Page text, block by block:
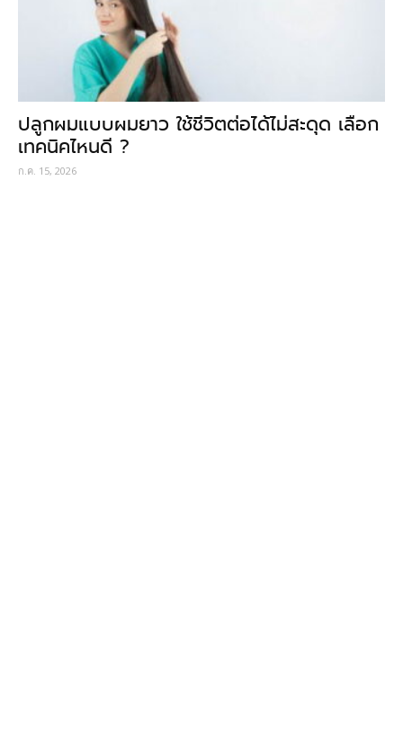
ปลูกผมแบบผมยาว ใช้ชีวิตต่อได้ไม่สะดุด เลือก
เทคนิคไหนดี ?
ก.ค. 15, 2026